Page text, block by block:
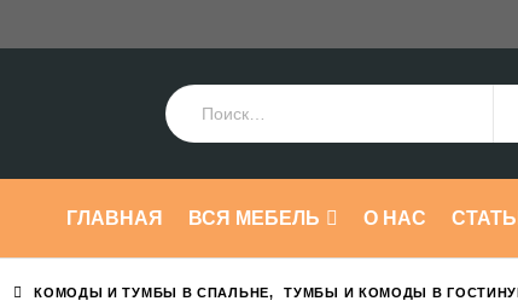
ГЛАВНАЯ ВСЯ МЕБЕЛЬ О НАС
КОМОДЫ И ТУМБЫ В СПАЛЬНЕ, ТУМБЫ И КОМОДЫ В